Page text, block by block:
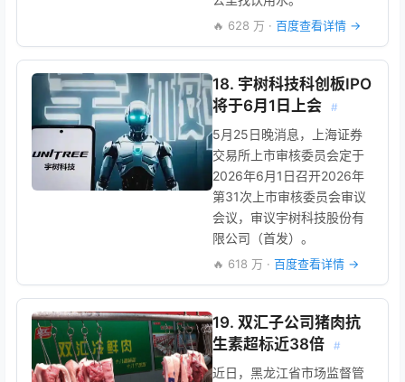
🔥 628 万 · 百度查看详情 →
18. 宇树科技科创板IPO
将于6月1日上会
#
5月25日晚消息，上海证券
交易所上市审核委员会定于
2026年6月1日召开2026年
第31次上市审核委员会审议
会议，审议宇树科技股份有
限公司（首发）。
🔥 618 万 · 百度查看详情 →
19. 双汇子公司猪肉抗
生素超标近38倍
#
近日，黑龙江省市场监督管